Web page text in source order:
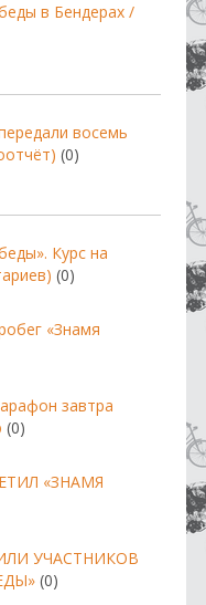
в Бендерах /
восемь
(0)
Курс на
(0)
«Знамя
завтра
(0)
«ЗНАМЯ
УЧАСТНИКОВ
(0)